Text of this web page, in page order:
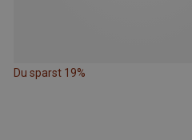
Du sparst 19%